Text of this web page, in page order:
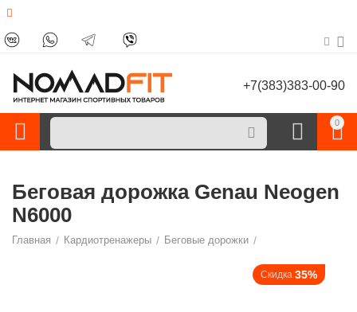
+7(383)383-00-90
0
Беговая дорожка Genau Neogen
N6000
Главная / Кардиотренажеры / Беговые дорожки /
Скидка 35%